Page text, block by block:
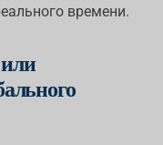
времени.